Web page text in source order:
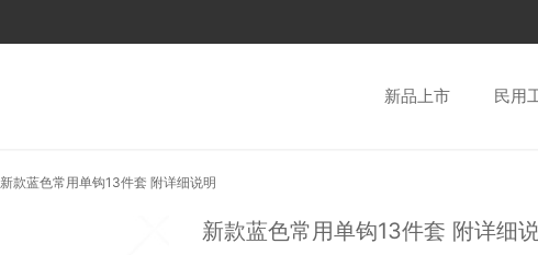
新品上市 民用
新款蓝色常用单钩13件套 附详细说明
新款蓝色常用单钩13件套 附详细